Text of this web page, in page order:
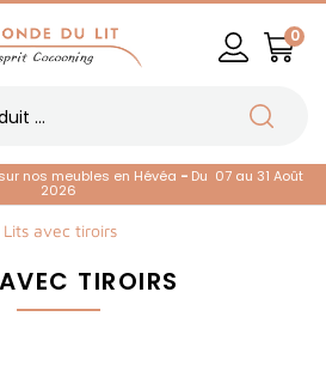
0
sur nos meubles en Hévéa - Du 07 au 31 Août
2026
Lits avec tiroirs
TIROIRS